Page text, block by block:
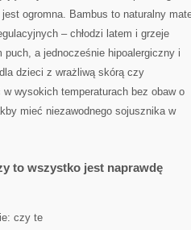
ogromna. Bambus to naturalny
– chłodzi latem i grzeje
a jednocześnie hipoalergiczny i
dzieci z wrażliwą skórą czy
wysokich temperaturach bez obaw o
mieć niezawodnego sojusznika w
to wszystko jest naprawdę
czy te